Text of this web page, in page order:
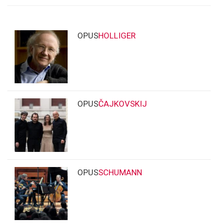
OPUSHOLLIGER
OPUSČAJKOVSKIJ
OPUSSCHUMANN